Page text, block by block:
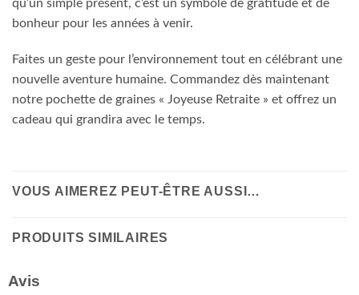
qu’un simple présent, c’est un symbole de gratitude et de
bonheur pour les années à venir.
Faites un geste pour l’environnement tout en célébrant une
nouvelle aventure humaine. Commandez dès maintenant
notre pochette de graines « Joyeuse Retraite » et offrez un
cadeau qui grandira avec le temps.
VOUS AIMEREZ PEUT-ÊTRE AUSSI…
PRODUITS SIMILAIRES
Avis